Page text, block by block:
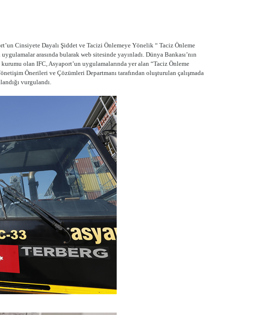
Cinsiyete Dayalı Şiddet ve Tacizi Önlemeye Yönelik “ Taciz Önleme
arasında bularak web sitesinde yayınladı. Dünya Bankası’nın
olan IFC, Asyaport’un uygulamalarında yer alan “Taciz Önleme
Önerileri ve Çözümleri Departmanı tarafından oluşturulan çalışmada
vurgulandı.